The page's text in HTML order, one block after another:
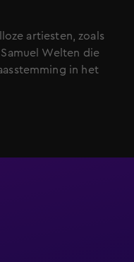
artiesten, zoals
Welten die
in het